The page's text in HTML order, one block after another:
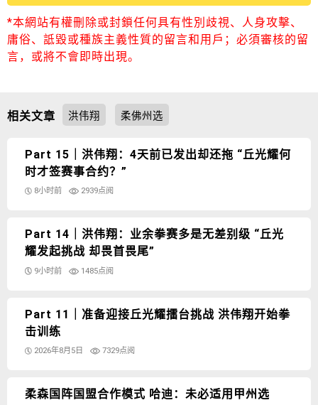
*本網站有權刪除或封鎖任何具有性別歧視、人身攻擊、
庸俗、詆毀或種族主義性質的留言和用戶；必須審核的留
言，或將不會即時出現。
相关文章 洪伟翔 柔佛州选
Part 15｜洪伟翔：4天前已发出却还拖 “丘光耀何
时才签赛事合约？”
8小时前 2939点阅
Part 14｜洪伟翔：业余拳赛多是无差别级 “丘光
耀发起挑战 却畏首畏尾”
9小时前 1485点阅
Part 11｜准备迎接丘光耀擂台挑战 洪伟翔开始拳
击训练
2026年8月5日 7329点阅
柔森国阵国盟合作模式 哈迪：未必适用甲州选